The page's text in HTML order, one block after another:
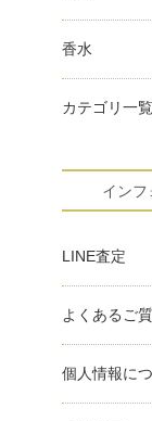
香水
カテゴリ一覧
インフ
LINE査定
よくあるご
個人情報に